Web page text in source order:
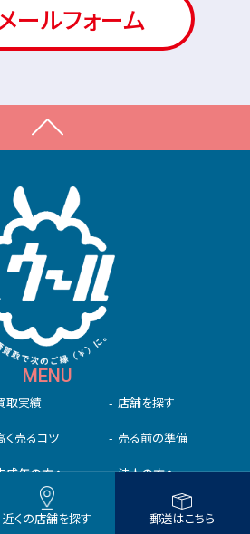
近くの店舗を探す 郵送はこちら
ールフォーム
MENU
取実績 店舗を探す
く売るコツ 売る前の準備
成年の⽅へ 法人の方へ
よくある質問 お問い合わせ